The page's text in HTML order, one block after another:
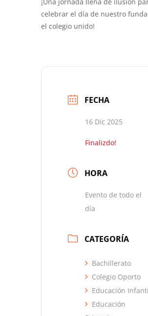
celebrar el día de nuestro
el colegio unido!
FECHA
16 Dic 2025
Finalizdo!
HORA
Evento de todo el
día
CATEGORÍA
Bachillerato
Colegio Oporto
Educación
Educación